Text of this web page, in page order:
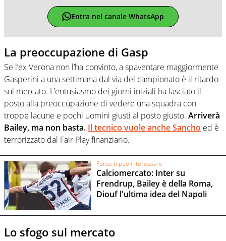
Entra nel canale WhatsApp
La preoccupazione di Gasp
Se l’ex Verona non l’ha convinto, a spaventare maggiormente
Gasperini a una settimana dal via del campionato è il ritardo
sul mercato. L’entusiasmo dei giorni iniziali ha lasciato il
posto alla preoccupazione di vedere una squadra con
troppe lacune e pochi uomini giusti al posto giusto. Arriverà
Bailey, ma non basta. Il tecnico vuole anche Sancho ed è
terrorizzato dal Fair Play finanziario.
Forse ti può interessare
Calciomercato: Inter su
Frendrup, Bailey è della Roma,
Diouf l'ultima idea del Napoli
Lo sfogo sul mercato